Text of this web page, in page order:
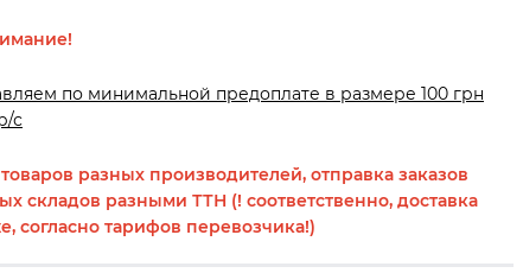
по минимальной предоплате в размере 100 грн
с
разных производителей, отправка заказов
складов разными ТТН (! соответственно, доставка
согласно тарифов перевозчика!)